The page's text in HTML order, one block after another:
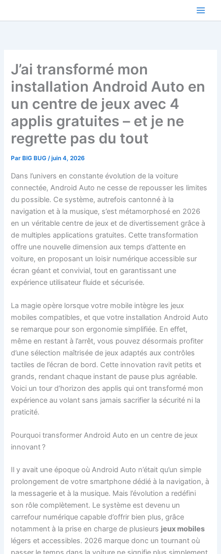
J’ai transformé mon
installation Android Auto en
un centre de jeux avec 4
applis gratuites – et je ne
regrette pas du tout
Par BIG BUG/juin 4, 2026
Dans l’univers en constante évolution de la voiture
connectée, Android Auto ne cesse de repousser les limites
du possible. Ce système, autrefois cantonné à la
navigation et à la musique, s’est métamorphosé en 2026
en un véritable centre de jeux et de divertissement grâce à
de multiples applications gratuites. Cette transformation
offre une nouvelle dimension aux temps d’attente en
voiture, en proposant un loisir numérique accessible sur
écran géant et convivial, tout en garantissant une
expérience utilisateur fluide et sécurisée.
La magie opère lorsque votre mobile intègre les jeux
mobiles compatibles, et que votre installation Android Auto
se remarque pour son ergonomie simplifiée. En effet,
même en restant à l’arrêt, vous pouvez désormais profiter
d’une sélection maîtrisée de jeux adaptés aux contrôles
tactiles de l’écran de bord. Cette innovation ravit petits et
grands, rendant chaque instant de pause plus agréable.
Voici un tour d’horizon des applis qui ont transformé mon
expérience au volant sans jamais sacrifier la sécurité ni la
praticité.
Pourquoi transformer Android Auto en un centre de jeux
innovant ?
Il y avait une époque où Android Auto n’était qu’un simple
prolongement de votre smartphone dédié à la navigation, à
la messagerie et à la musique. Mais l’évolution a redéfini
son rôle complètement. Le système est devenu un
carrefour numérique capable d’offrir bien plus, grâce
notamment à la prise en charge de plusieurs jeux mobiles
légers et accessibles. 2026 marque donc un tournant où